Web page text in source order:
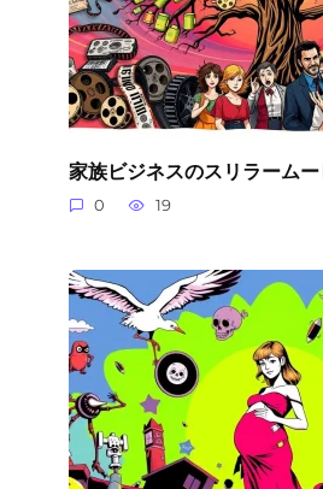
家族ビジネスのスリラーム
0 19